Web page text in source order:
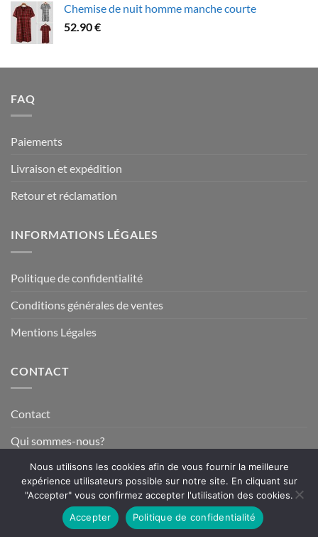
79.90 €
Chemise de nuit homme manche courte
52.90€
FAQ
Paiements
Livraison et expédition
Retour et réclamation
INFORMATIONS LÉGALES
Politique de confidentialité
Conditions générales de ventes
Mentions Légales
CONTACT
Contact
Qui sommes-nous?
Visa MasterCardAmerican
Express
PayPal Stripe
Copyright 2026 © www.fun-tuning.com
Nous utilisons les cookies afin de vous fournir la meilleure
expérience utilisateurs possible sur notre site. En cliquant sur
"Accepter" vous confirmez accepter l'utilisation des cookies.
Accepter
Politique de confidentialité